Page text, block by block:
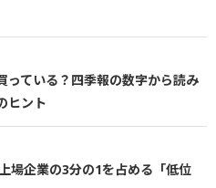
っている？四季報の数字から読み
ヒント
場企業の3分の1を占める「低位